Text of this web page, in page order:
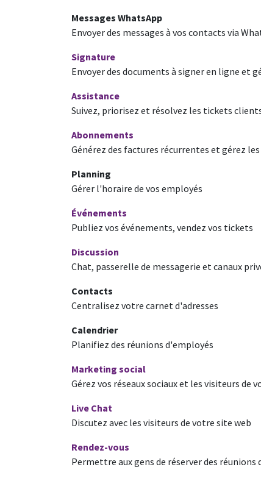
Messages WhatsApp
Envoyer des messages à vos contacts via
Signature
Envoyer des documents à signer en ligne et
Assistance
Suivez, priorisez et résolvez les tickets
Abonnements
Générez des factures récurrentes et gérez
Planning
Gérer l'horaire de vos employés
Événements
Publiez vos événements, vendez vos tickets
Discussion
Chat, passerelle de messagerie et canaux
Contacts
Centralisez votre carnet d'adresses
Calendrier
Planifiez des réunions d'employés
Marketing social
Gérez vos réseaux sociaux et les visiteurs de
Live Chat
Discutez avec les visiteurs de votre site web
Rendez-vous
Permettre aux gens de réserver des réunions